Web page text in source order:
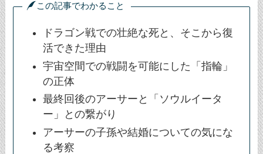
この記事でわかること
ドラゴン戦での壮絶な死と、そこから復
活できた理由
宇宙空間での戦闘を可能にした「指輪」
の正体
最終回後のアーサーと「ソウルイータ
ー」との繋がり
アーサーの子孫や結婚についての気にな
る考察